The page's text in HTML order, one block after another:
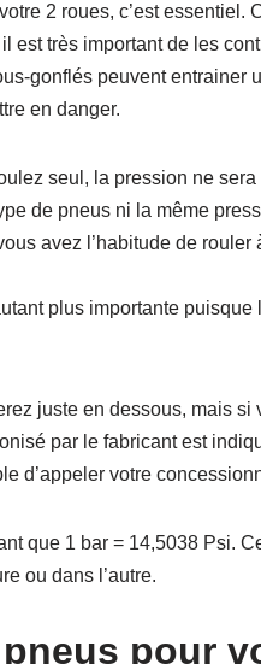
2 roues, c’est essentiel.
est très important de les
gonflés peuvent entrainer
en danger.
seul, la pression ne
de pneus ni la même
avez l’habitude de
plus importante
juste en dessous, mais si
par le fabricant est
d’appeler votre
que 1 bar = 14,5038 Psi.
ou dans l’autre.
pour